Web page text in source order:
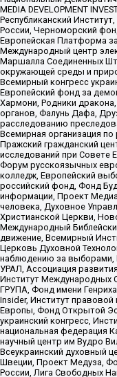
MEDIA DEVELOPMENT
Республиканский
России, Черноморский
Европейская Платформа
Международный центр
Маршалла Соединенных
окружающей среды и
Всемирный конгресс
Европейский фонд за
Хармони, Родники
органов, Фалунь Дафа,
расследованию
Всемирная организация
Пражский гражданский
исследований при Совете
Форум русскоязычных
колледж, Европейский
российский фонд, Фонд
информации, Проект
человека, Духовное
Христианской Церкви,
Международный
движение, Всемирный
Церковь Духовной
наблюдению за
УРАЛ, Ассоциация
Институт
ГРУПА, Фонд имени
Insider, Институт
Европы, Фонд Открытой
украинский конгресс,
национальная федерация
научный центр им Вудро
Всеукраинский духовный
Швеции, Проект Медуза,
России, Лига Свободных